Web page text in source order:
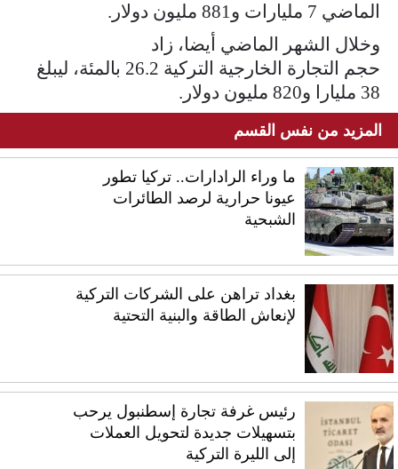
الماضي 7 مليارات و881 مليون دولار.
وخلال الشهر الماضي أيضا، زاد
حجم التجارة الخارجية التركية 26.2 بالمئة، ليبلغ
38 مليارا و820 مليون دولار.
المزيد من نفس القسم
ما وراء الرادارات.. تركيا تطور
عيونا حرارية لرصد الطائرات
الشبحية
بغداد تراهن على الشركات التركية
لإنعاش الطاقة والبنية التحتية
رئيس غرفة تجارة إسطنبول يرحب
بتسهيلات جديدة لتحويل العملات
إلى الليرة التركية